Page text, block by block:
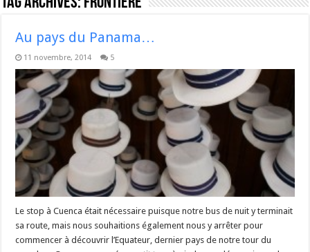
Au pays du Panama…
11 novembre, 2014 5
Le stop à Cuenca était nécessaire puisque notre bus de nuit y terminait
sa route, mais nous souhaitions également nous y arrêter pour
commencer à découvrir l’Equateur, dernier pays de notre tour du